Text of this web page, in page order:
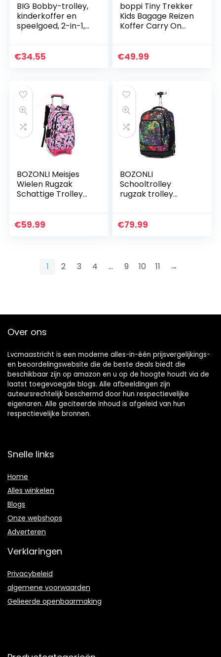
BIG Bobby-trolley,
kinderkoffer en
speelgoed, 2-in-1,
met brede wielen,
€34.55
boppi Tiny Trekker
Kids Bagage Reizen
Koffer Carry On
Trolley
€49.99
BOZONLI Meisjes
Wielen Rugzak
Schattige Trolley
y
€59.99
BOZONLI
Schooltrolley
rugzak trolley
kleuren Rugzak
€79.99
1 2 3 4 … 9 10 11 →
Over ons
Lvcmaastricht is een moderne alles-in-één prijsvergelijkings-
en beoordelingswebsite die de beste deals biedt die
beschikbaar zijn op amazon en u op de hoogte houdt via de
laatst toegevoegde blogs. Alle afbeeldingen zijn
auteursrechtelijk beschermd door hun respectievelijke
eigenaren. Alle geciteerde inhoud is afgeleid van hun
respectievelijke bronnen.
Snelle links
Home
Alles winkelen
Blogs
Onze webshops
Adverteren
Verklaringen
Privacybeleid
algemene voorwaarden
Gelieerde openbaarmaking